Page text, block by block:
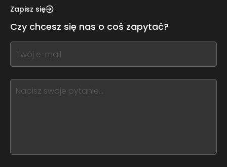
this,
this
form
field
blank
Zapisz się
Czy chcesz się nas o coś zapytać?
If
you
this,
leave